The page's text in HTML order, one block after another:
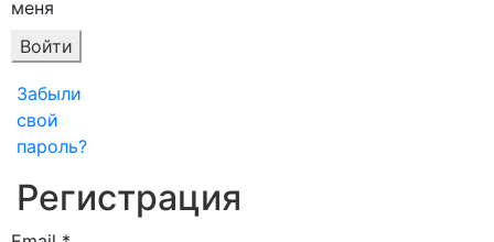
меня
Войти
Забыли
свой
пароль?
Регистрация